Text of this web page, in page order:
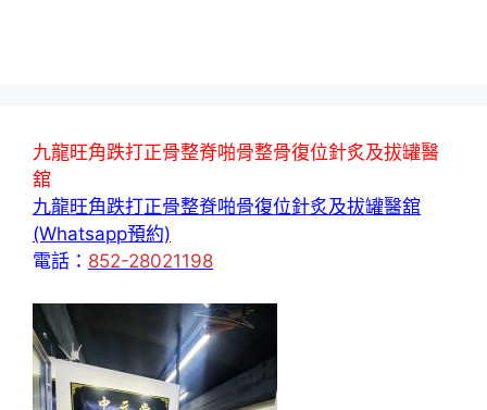
九龍旺角跌打正骨整脊啪骨整骨復位針炙及拔罐醫
舘
九龍旺角跌打正骨整脊啪骨復位針炙及拔罐醫舘
(Whatsapp預約)
電話： 852-28021198